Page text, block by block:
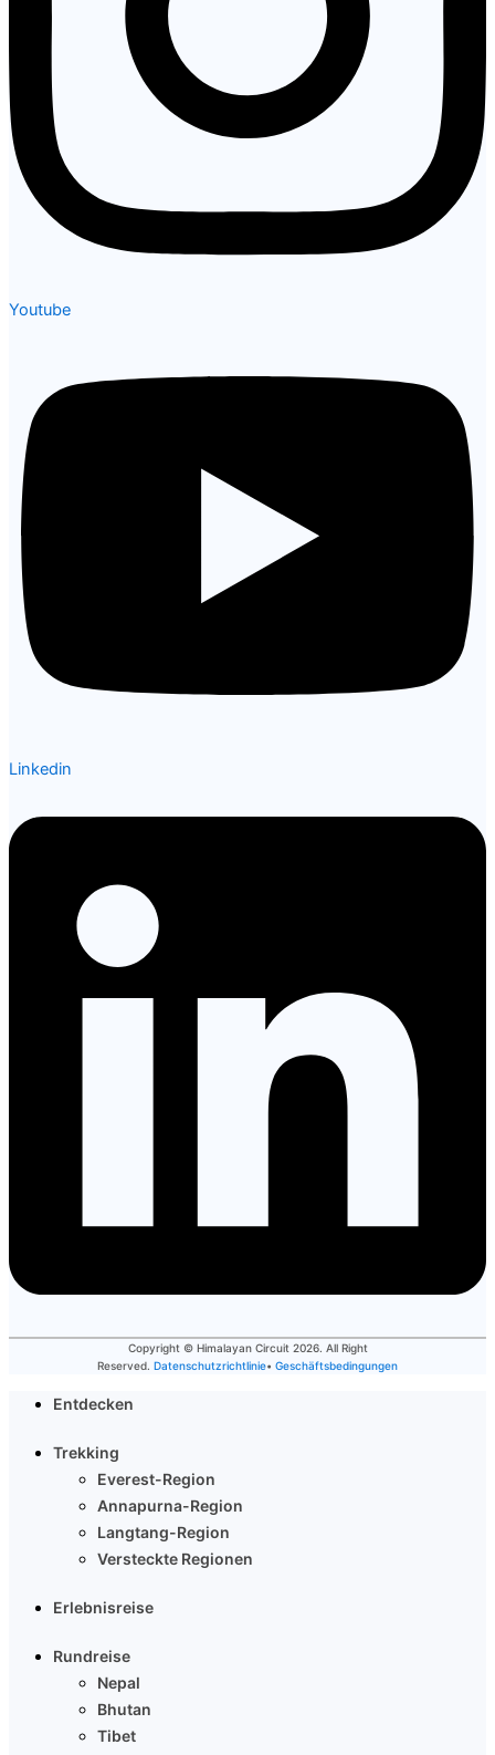
Youtube
Linkedin
Copyright © Himalayan Circuit 2026. All Right
Reserved. Datenschutzrichtlinie• Geschäftsbedingungen
Entdecken
Trekking
Everest-Region
Annapurna-Region
Langtang-Region
Versteckte Regionen
Erlebnisreise
Rundreise
Nepal
Bhutan
Tibet